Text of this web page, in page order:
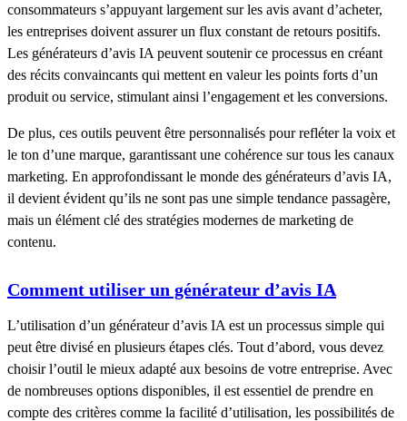
consommateurs s’appuyant largement sur les avis avant d’acheter,
les entreprises doivent assurer un flux constant de retours positifs.
Les générateurs d’avis IA peuvent soutenir ce processus en créant
des récits convaincants qui mettent en valeur les points forts d’un
produit ou service, stimulant ainsi l’engagement et les conversions.
De plus, ces outils peuvent être personnalisés pour refléter la voix et
le ton d’une marque, garantissant une cohérence sur tous les canaux
marketing. En approfondissant le monde des générateurs d’avis IA,
il devient évident qu’ils ne sont pas une simple tendance passagère,
mais un élément clé des stratégies modernes de marketing de
contenu.
Comment utiliser un générateur d’avis IA
L’utilisation d’un générateur d’avis IA est un processus simple qui
peut être divisé en plusieurs étapes clés. Tout d’abord, vous devez
choisir l’outil le mieux adapté aux besoins de votre entreprise. Avec
de nombreuses options disponibles, il est essentiel de prendre en
compte des critères comme la facilité d’utilisation, les possibilités de